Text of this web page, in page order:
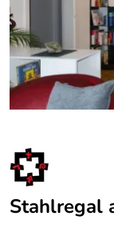
Stahlregal